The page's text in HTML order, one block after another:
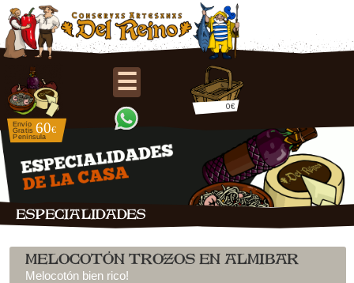
0€
☰
ESPECIALIDADES
MELOCOTÓN TROZOS EN ALMIBAR
Melocotón bien rico!